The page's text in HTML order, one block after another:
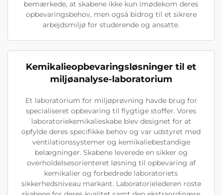
bemærkede, at skabene ikke kun imødekom deres
opbevaringsbehov, men også bidrog til et sikrere
arbejdsmiljø for studerende og ansatte.
Kemikalieopbevaringsløsninger til et
miljøanalyse-laboratorium
Et laboratorium for miljøprøvning havde brug for
specialiseret opbevaring til flygtige stoffer. Vores
laboratoriekemikalieskabe blev designet for at
opfylde deres specifikke behov og var udstyret med
ventilationssystemer og kemikaliebestandige
belægninger. Skabene leverede en sikker og
overholdelsesorienteret løsning til opbevaring af
kemikalier og forbedrede laboratoriets
sikkerhedsniveau markant. Laboratorielederen roste